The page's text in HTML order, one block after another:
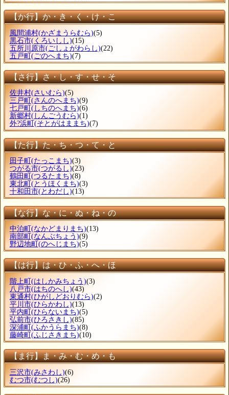
【か行】か・き・く・け・こ
風間浦村(かざまうらむら)(5)
黒石市(くろいしし)(15)
五所川原市(ごしょがわらし)(22)
五戸町(ごのへまち)(7)
【さ行】さ・し・す・せ・そ
佐井村(さいむら)(5)
三戸町 (さんのへまち)(9)
七戸町 (しちのへまち)(6)
新郷村(しんごうむら)(1)
外?浜町 (そとがはままち)(7)
【た行】た・ち・つ・て・と
田子町 (たっこまち)(3)
つがる市(つがるし)(23)
鶴田町 (つるたまち)(8)
東北町 (とうほくまち)(3)
十和田市(とわだし)(13)
【な行】な・に・ぬ・ね・の
中泊町 (なかどまりまち)(13)
南部町 (なんぶちょう)(9)
野辺地町 (のへじまち)(5)
【は行】は・ひ・ふ・へ・ほ
階上町 (はしかみちょう)(3)
八戸市(はちのへし)(43)
東通村(ひがしどおりむら)(2)
平川市(ひらかわし)(13)
平内町 (ひらないまち)(5)
弘前市(ひろさきし)(85)
深浦町 (ふかうらまち)(8)
藤崎町 (ふじさきまち)(10)
【ま行】ま・み・む・め・も
三沢市(みさわし)(6)
むつ市(むつし)(26)